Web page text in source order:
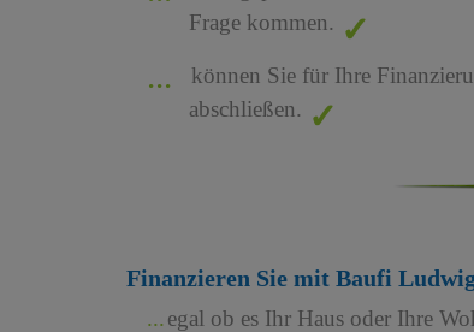
Frage kommen.
können Sie für Ihre
abschließen.
Finanzieren Sie mit Baufi
egal ob es Ihr Haus oder Ihre